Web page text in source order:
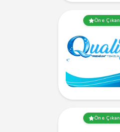
Öne Çıkan
Öne Çıkan